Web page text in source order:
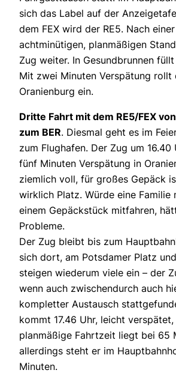
sich das Label auf der
dem FEX wird der RE5. Nach
achtminütigen, planmäßigen
Zug weiter. In Gesundbrunnen
Mit zwei Minuten Verspätung rollt
Oranienburg ein.
Dritte Fahrt mit dem RE5/FEX
zum BER. Diesmal geht es im
zum Flughafen. Der Zug um
fünf Minuten Verspätung in
ziemlich voll, für großes Gepäck
wirklich Platz. Würde eine Familie
einem Gepäckstück mitfahren,
Probleme.
Der Zug bleibt bis zum
sich dort, am Potsdamer Platz
steigen wiederum viele ein – der
wenn auch zwischendurch auch
kompletter Austausch
kommt 17.46 Uhr, leicht verspätet,
planmäßige Fahrtzeit liegt bei 65
allerdings steht er im
Minuten.